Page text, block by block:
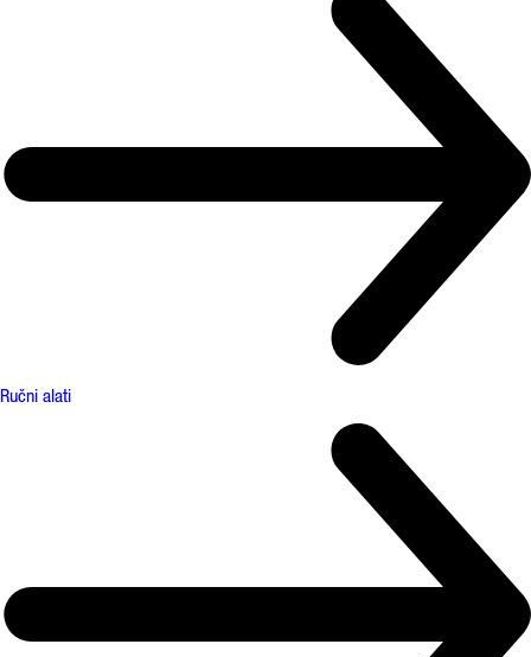
Ručni alati